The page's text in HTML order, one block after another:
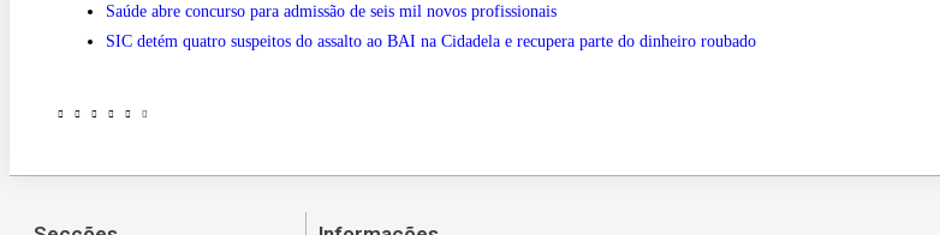
Saúde abre concurso para admissão de seis mil novos profissionais
SIC detém quatro suspeitos do assalto ao BAI na Cidadela e recupera parte do dinheiro roubado